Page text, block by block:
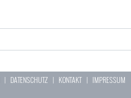
| DATENSCHUTZ | KONTAKT| IMPRESSUM